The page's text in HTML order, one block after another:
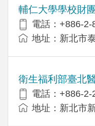
輔仁大學學校財
電話：+886-2-
地址：新北市
衛生福利部臺北
電話：+886-2-
地址：新北市